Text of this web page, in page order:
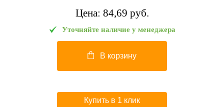
Цена: 84,69 pуб.
Уточняйте наличие у менеджера
В корзину
Купить в 1 клик